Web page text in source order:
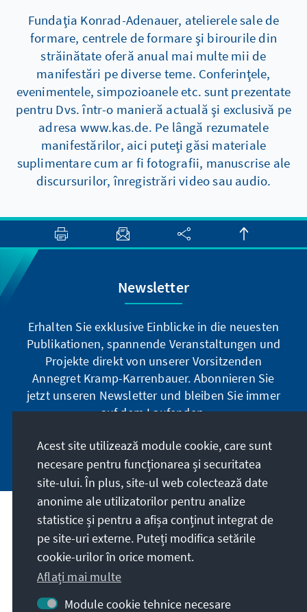
Fundaţia Konrad-Adenauer, atelierele sale de
formare, centrele de formare şi birourile din
străinătate oferă anual mai multe mii de
manifestări pe diverse teme. Conferinţele,
evenimentele, simpozioanele etc. sunt prezentate
pentru Dvs. într-o manieră actuală şi exclusivă pe
adresa www.kas.de. Pe lângă rezumatele
manifestărilor, aici puteţi găsi materiale
suplimentare cum ar fi fotografii, manuscrise ale
discursurilor, înregistrări video sau audio.
Newsletter
Erhalten Sie exklusive Einblicke in die neuesten
Publikationen, spannende Veranstaltungen und
Projekte direkt von unserer Vorsitzenden
Annegret Kramp-Karrenbauer. Abonnieren Sie
jetzt unseren Newsletter und bleiben Sie immer
auf dem Laufenden.
Jetzt abonnieren
Misiunea noastră
Contact
Alte oferte ale fundației
Acest site utilizează module cookie, care sunt
necesare pentru funcționarea și securitatea
site-ului. În plus, site-ul web colectează date
anonime ale utilizatorilor pentru analize
statistice și pentru a afișa conținut integrat de
pe site-uri externe. Puteți modifica setările
cookie-urilor în orice moment.
Aflați mai multe
Module cookie tehnice necesare